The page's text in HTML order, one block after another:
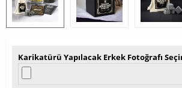
Karikatürü Yapılacak Erkek Fotoğrafı